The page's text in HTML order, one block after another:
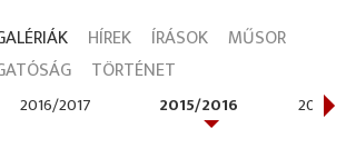
HÍREK ÍRÁSOK
MŰSOR
TÖRTÉNET
2016/2017 2015/2016 2014/